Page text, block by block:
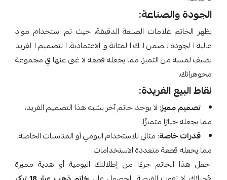
الجودة والصناعة:
يظهر الخاتم علامات الصنعة الدقيقة، حيث تم استخدام مواد
عالية الجودة تضمن لك المتانة والاعتمادية. التصميم الفريد
يضيف لمسة من التميز، مما يجعله قطعة لا غنى عنها في مجموعة
مجوهراتك.
نقاط البيع الفريدة:
تصميم مميز: لا يوجد خاتم آخر يشبه هذا التصميم الفريد،
مما يجعله خيارًا متميزًا.
قدرات خاصة: مثالي للاستخدام اليومي أو المناسبات الخاصة،
مما يجعله قطعة متعددة الاستخدامات.
اجعل هذا الخاتم جزءًا من إطلالتك اليومية أو هدية مميزة